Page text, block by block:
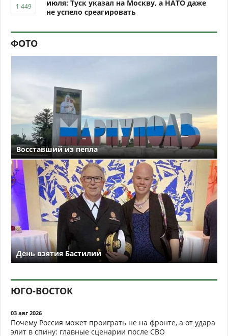
июля: Туск указал на Москву, а НАТО даже
не успело среагировать
ФОТО
Восставший из пепла
День взятия Бастилии
ЮГО-ВОСТОК
03 авг 2026
Почему Россия может проиграть не на фронте, а от удара
элит в спину: главные сценарии после СВО